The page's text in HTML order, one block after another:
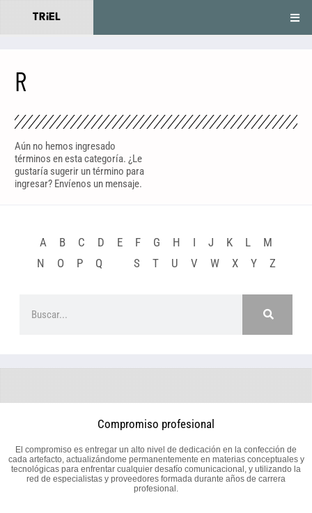
TRiEL
R
Aún no hemos ingresado
términos en esta categoría. ¿Le
gustaría sugerir un término para
ingresar? Envíenos un mensaje.
A B C D E F G H I J K L
M
N
O P Q S T U V W X Y Z
Compromiso profesional
El compromiso es entregar un alto nivel de dedicación en la confección de
cada artefacto, actualizándome permanentemente en materias conceptuales y
tecnológicas para enfrentar cualquier desafío comunicacional, y utilizando la
red de especialistas y proveedores formada durante años de carrera
profesional.